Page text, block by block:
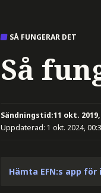
SÅ FUNGERAR DET
Så
Sändningstid:11 okt. 2019,
Uppdaterad: 1 okt. 2024,
Hämta EFN:s app för